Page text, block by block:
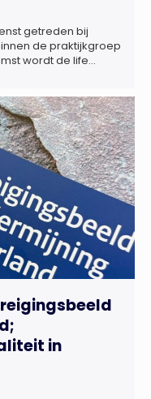
getreden bij
de praktijkgroep
wordt de life
wet- en
sector en de […]
in